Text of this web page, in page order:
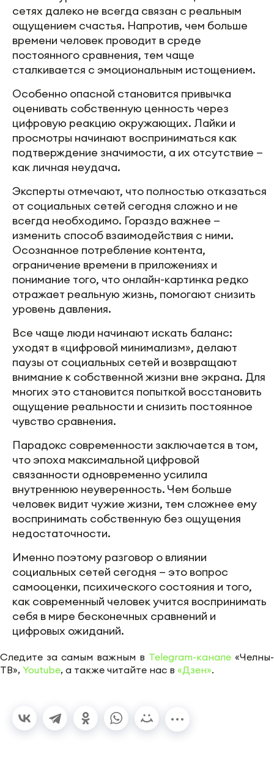
сетях далеко не всегда связан с реальным
ощущением счастья. Напротив, чем больше
времени человек проводит в среде
постоянного сравнения, тем чаще
сталкивается с эмоциональным истощением.
Особенно опасной становится привычка
оценивать собственную ценность через
цифровую реакцию окружающих. Лайки и
просмотры начинают восприниматься как
подтверждение значимости, а их отсутствие —
как личная неудача.
Эксперты отмечают, что полностью отказаться
от социальных сетей сегодня сложно и не
всегда необходимо. Гораздо важнее —
изменить способ взаимодействия с ними.
Осознанное потребление контента,
ограничение времени в приложениях и
понимание того, что онлайн-картинка редко
отражает реальную жизнь, помогают снизить
уровень давления.
Все чаще люди начинают искать баланс:
уходят в «цифровой минимализм», делают
паузы от социальных сетей и возвращают
внимание к собственной жизни вне экрана. Для
многих это становится попыткой восстановить
ощущение реальности и снизить постоянное
чувство сравнения.
Парадокс современности заключается в том,
что эпоха максимальной цифровой
связанности одновременно усилила
внутреннюю неуверенность. Чем больше
человек видит чужие жизни, тем сложнее ему
воспринимать собственную без ощущения
недостаточности.
Именно поэтому разговор о влиянии
социальных сетей сегодня — это вопрос
самооценки, психического состояния и того,
как современный человек учится воспринимать
себя в мире бесконечных сравнений и
цифровых ожиданий.
Следите за самым важным в Telegram-канале «Челны-
ТВ», Youtube, а также читайте нас в «Дзен».